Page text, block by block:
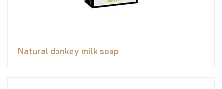
Natural donkey milk soap